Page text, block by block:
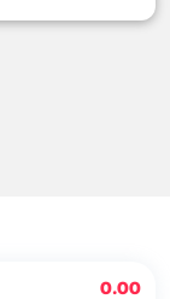
0.00